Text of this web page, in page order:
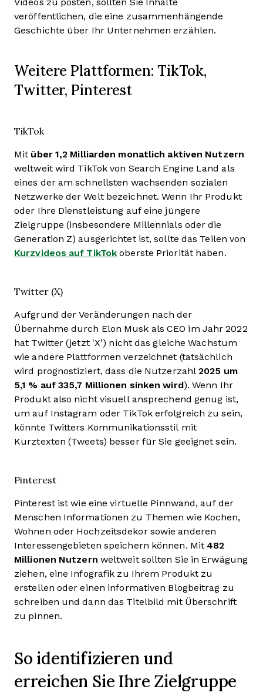
Videos zu posten, sollten Sie Inhalte
veröffentlichen, die eine zusammenhängende
Geschichte über Ihr Unternehmen erzählen.
Weitere Plattformen: TikTok,
Twitter, Pinterest
TikTok
Mit über 1,2 Milliarden monatlich aktiven Nutzern
weltweit wird TikTok von Search Engine Land als
eines der am schnellsten wachsenden sozialen
Netzwerke der Welt bezeichnet. Wenn Ihr Produkt
oder Ihre Dienstleistung auf eine jüngere
Zielgruppe (insbesondere Millennials oder die
Generation Z) ausgerichtet ist, sollte das Teilen von
Kurzvideos auf TikTok oberste Priorität haben.
Twitter (X)
Aufgrund der Veränderungen nach der
Übernahme durch Elon Musk als CEO im Jahr 2022
hat Twitter (jetzt 'X') nicht das gleiche Wachstum
wie andere Plattformen verzeichnet (tatsächlich
wird prognostiziert, dass die Nutzerzahl2025 um
5,1 % auf 335,7 Millionen sinken wird). Wenn Ihr
Produkt also nicht visuell ansprechend genug ist,
um auf Instagram oder TikTok erfolgreich zu sein,
könnte Twitters Kommunikationsstil mit
Kurztexten (Tweets) besser für Sie geeignet sein.
Pinterest
Pinterest ist wie eine virtuelle Pinnwand, auf der
Menschen Informationen zu Themen wie Kochen,
Wohnen oder Hochzeitsdekor sowie anderen
Interessengebieten speichern können. Mit 482
Millionen Nutzern weltweit sollten Sie in Erwägung
ziehen, eine Infografik zu Ihrem Produkt zu
erstellen oder einen informativen Blogbeitrag zu
schreiben und dann das Titelbild mit Überschrift
zu pinnen.
So identifizieren und
erreichen Sie Ihre Zielgruppe